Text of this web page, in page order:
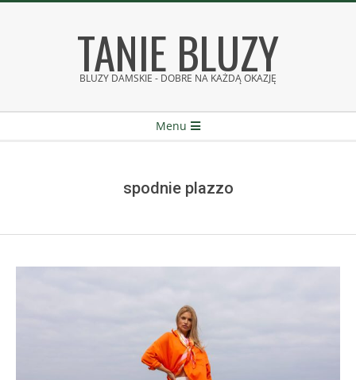
TANIE BLUZY
BLUZY DAMSKIE - DOBRE NA KAŻDĄ OKAZJĘ
Menu
spodnie plazzo